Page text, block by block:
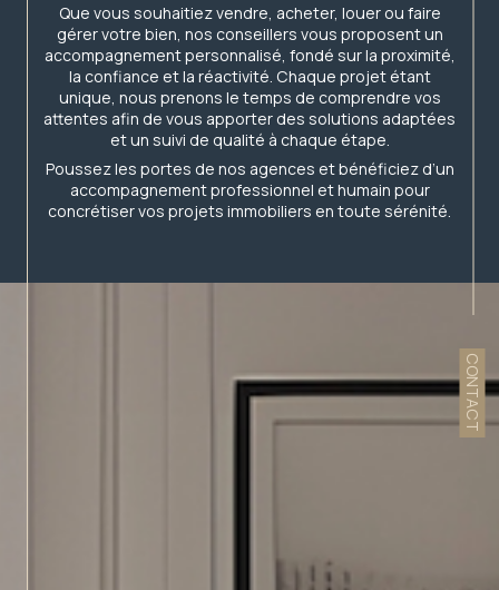
CONTACT
Que vous souhaitiez vendre, acheter, louer ou faire
gérer votre bien, nos conseillers vous proposent un
accompagnement personnalisé, fondé sur la proximité,
la confiance et la réactivité. Chaque projet étant
unique, nous prenons le temps de comprendre vos
attentes afin de vous apporter des solutions adaptées
et un suivi de qualité à chaque étape.
Poussez les portes de nos agences et bénéficiez d’un
accompagnement professionnel et humain pour
concrétiser vos projets immobiliers en toute sérénité.